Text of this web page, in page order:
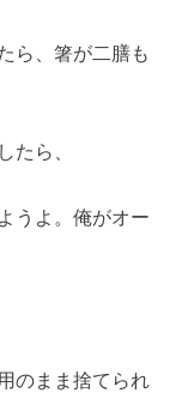
ら、箸が二膳も
たら、
うよ。俺がオー
のまま捨てられ